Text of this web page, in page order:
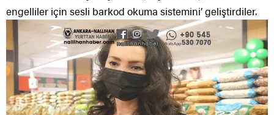
engelliler için sesli barkod okuma sistemini’ geliştirdiler.